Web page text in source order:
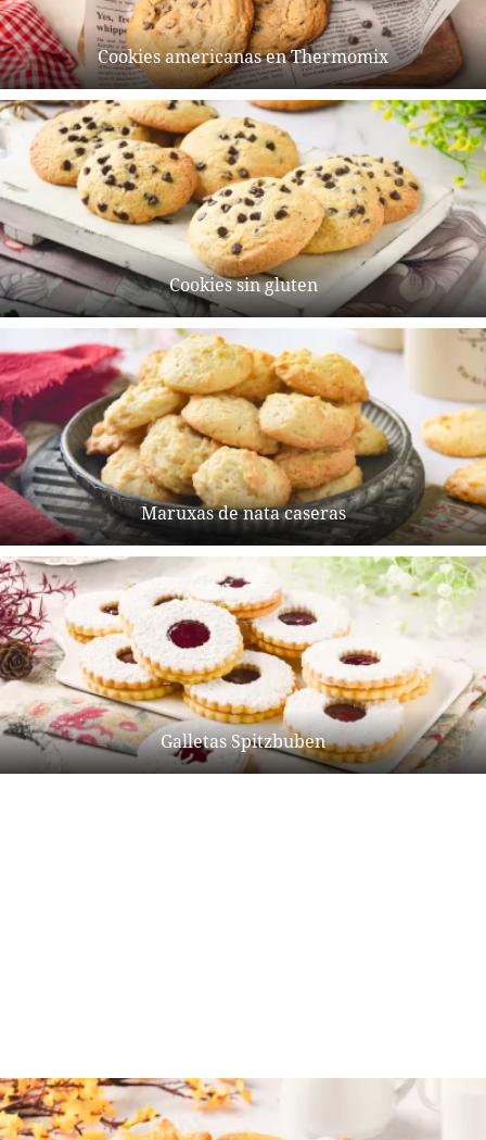
Cookies americanas en Thermomix
Cookies sin gluten
Maruxas de nata caseras
Galletas Spitzbuben